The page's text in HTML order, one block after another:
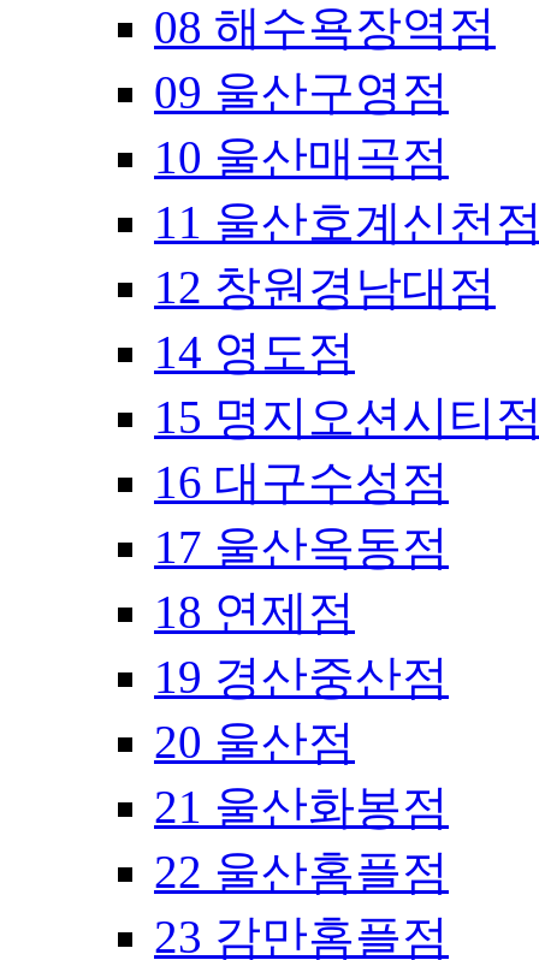
08 해수욕장역점
09 울산구영점
10 울산매곡점
11 울산호계신천
12 창원경남대점
14 영도점
15 명지오션시티
16 대구수성점
17 울산옥동점
18 연제점
19 경산중산점
20 울산점
21 울산화봉점
22 울산홈플점
23 감만홈플점